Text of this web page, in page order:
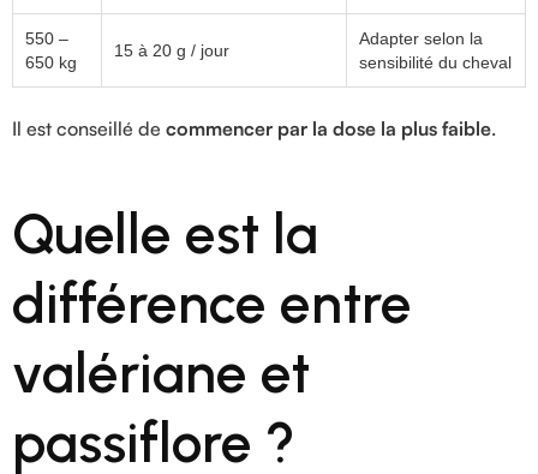
550 –
650 kg
15 à 20 g / jour
Adapter selon la
sensibilité du cheval
Il est conseillé de commencer par la dose la plus faible.
Quelle est la
différence entre
valériane et
passiflore ?